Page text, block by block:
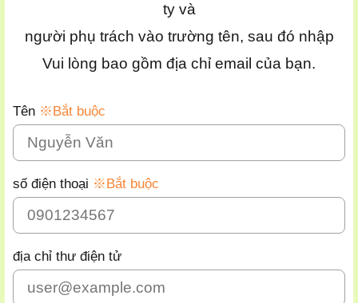
ty và
người phụ trách vào trường tên, sau đó nhập
Vui lòng bao gồm địa chỉ email của bạn.
Tên ※Bắt buộc
số điện thoại ※Bắt buộc
địa chỉ thư điện tử